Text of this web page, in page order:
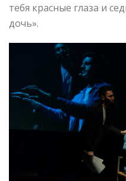
тебя красные глаза и
дочь».